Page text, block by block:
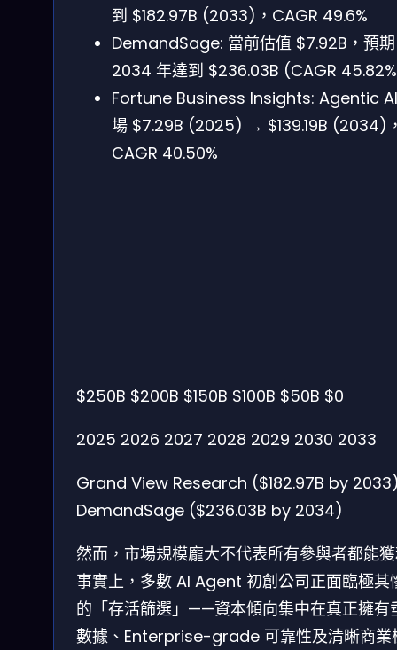
到 $182.97B (2033)，CAGR 49.6%
DemandSage: 當前估值 $7.92B，預期
2034 年達到 $236.03B (CAGR
Fortune Business Insights: Agentic
場 $7.29B (2025) → $139.19B (2034)
CAGR 40.50%
$250B $200B $150B $100B $50B $0
2025 2026 2027 2028 2029 2030 2033
Grand View Research ($182.97B by
DemandSage ($236.03B by 2034)
然而，市場規模龐大不代表所有參與者都能
事實上，多數 AI Agent 初創公司正面臨極其
的「存活篩選」——資本傾向集中在真正擁有
數據、Enterprise-grade 可靠性及清晰商業